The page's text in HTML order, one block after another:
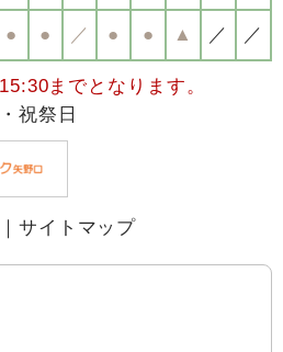
● ● ／ ● ● ▲ ／ ／
までとなります。
祝祭日
｜ サイトマップ